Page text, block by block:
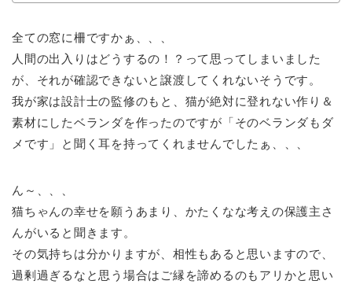
全ての窓に柵ですかぁ、、、
人間の出入りはどうするの！？って思ってしまいました
が、それが確認できないと譲渡してくれないそうです。
我が家は設計士の監修のもと、猫が絶対に登れない作り＆
素材にしたベランダを作ったのですが「そのベランダもダ
メです」と聞く耳を持ってくれませんでしたぁ、、、
ん～、、、
猫ちゃんの幸せを願うあまり、かたくなな考えの保護主さ
んがいると聞きます。
その気持ちは分かりますが、相性もあると思いますので、
過剰過ぎるなと思う場合はご縁を諦めるのもアリかと思い